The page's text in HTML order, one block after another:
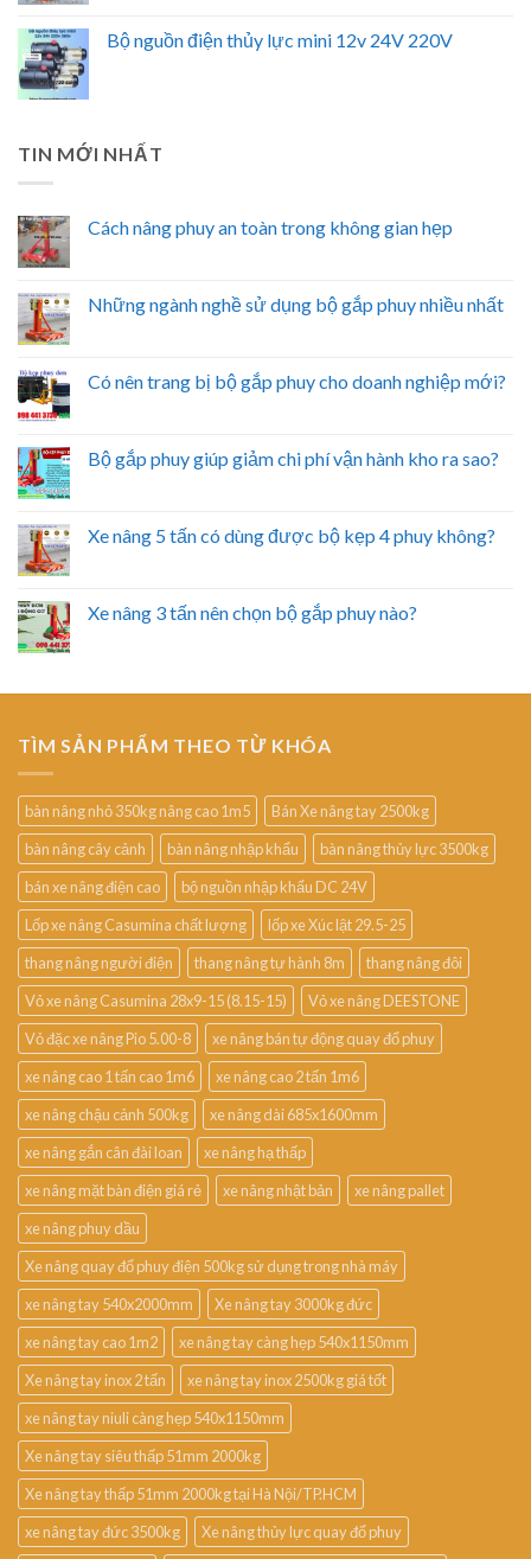
Bộ nguồn điện thủy lực mini 12v 24V 220V
TIN MỚI NHẤT
Cách nâng phuy an toàn trong không gian hẹp
Những ngành nghề sử dụng bộ gắp phuy nhiều nhất
Có nên trang bị bộ gắp phuy cho doanh nghiệp mới?
Bộ gắp phuy giúp giảm chi phí vận hành kho ra sao?
Xe nâng 5 tấn có dùng được bộ kẹp 4 phuy không?
Xe nâng 3 tấn nên chọn bộ gắp phuy nào?
TÌM SẢN PHẨM THEO TỪ KHÓA
bàn nâng nhỏ 350kg nâng cao 1m5
Bán Xe nâng tay 2500kg
bàn nâng cây cảnh
bàn nâng nhập khẩu
bàn nâng thủy lực 3500kg
bán xe nâng điện cao
bộ nguồn nhập khẩu DC 24V
Lốp xe nâng Casumina chất lượng
lốp xe Xúc lật 29.5-25
thang nâng người điện
thang nâng tự hành 8m
thang nâng đôi
Vỏ xe nâng Casumina 28x9-15 (8.15-15)
Vỏ xe nâng DEESTONE
Vỏ đặc xe nâng Pio 5.00-8
xe nâng bán tự động quay đổ phuy
xe nâng cao 1 tấn cao 1m6
xe nâng cao 2 tấn 1m6
xe nâng chậu cảnh 500kg
xe nâng dài 685x1600mm
xe nâng gắn cân đài loan
xe nâng hạ thấp
xe nâng mặt bàn điện giá rẻ
xe nâng nhật bản
xe nâng pallet
xe nâng phuy dầu
Xe nâng quay đổ phuy điện 500kg sử dụng trong nhà máy
xe nâng tay 540x2000mm
Xe nâng tay 3000kg đức
xe nâng tay cao 1m2
xe nâng tay càng hẹp 540x1150mm
Xe nâng tay inox 2 tấn
xe nâng tay inox 2500kg giá tốt
xe nâng tay niuli càng hẹp 540x1150mm
Xe nâng tay siêu thấp 51mm 2000kg
Xe nâng tay thấp 51mm 2000kg tại Hà Nội/TP.HCM
xe nâng tay đức 3500kg
Xe nâng thủy lực quay đổ phuy